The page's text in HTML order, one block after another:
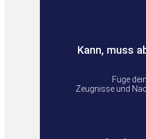
Kann, muss
Füge
Zeugnisse und